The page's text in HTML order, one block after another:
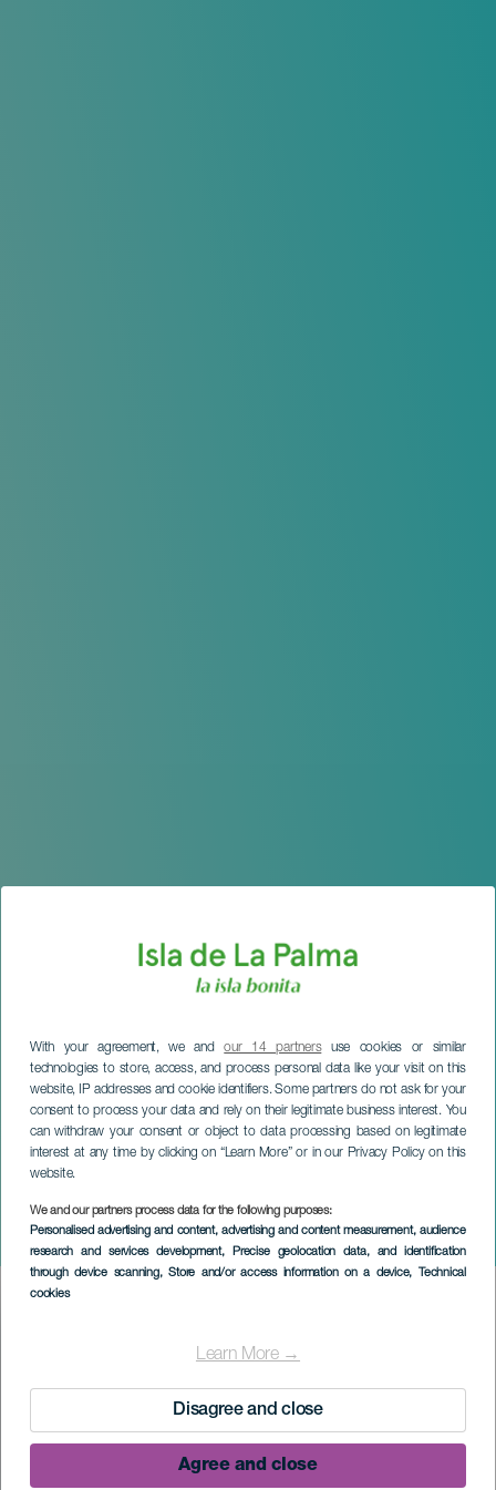
With your agreement, we andour 14 partnersuse cookies or similar
technologies to store, access, and process personal data like your visit on this
website, IP addresses and cookie identifiers. Some partners do not ask for your
consent to process your data and rely on their legitimate business interest. You
can withdraw your consent or object to data processing based on legitimate
interest at any time by clicking on “Learn More” or in our Privacy Policy on this
website.
We and our partners process data for the following purposes:
Personalised advertising and content, advertising and content measurement, audience
research and services development, Precise geolocation data, and identification
through device scanning, Store and/or access information on a device, Technical
cookies
Learn More →
Disagree and close
Agree and close
Luck Ra + Valentino Merlo
LA PALMA
Imagen